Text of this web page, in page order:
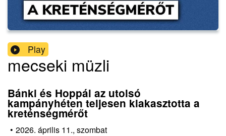
Play
mecseki müzli
Bánki és Hoppál az utolsó
kampányhéten teljesen kiakasztotta a
kreténségmérőt
• 2026. április 11., szombat